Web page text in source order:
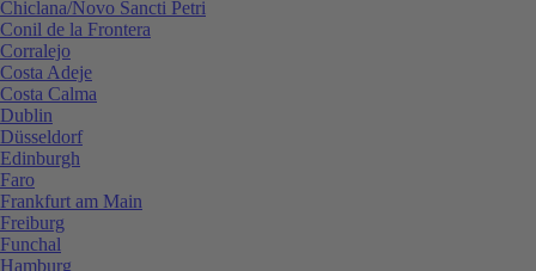
Chiclana/Novo Sancti Petri
Conil de la Frontera
Corralejo
Costa Adeje
Costa Calma
Dublin
Düsseldorf
Edinburgh
Faro
Frankfurt am Main
Freiburg
Funchal
Hamburg